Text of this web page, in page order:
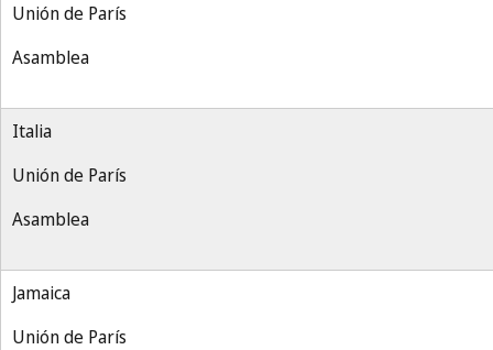
Unión de París
Asamblea
Italia
Unión de París
Asamblea
Jamaica
Unión de París